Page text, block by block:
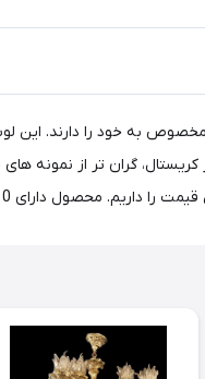
مخصوص به خود را دارند.
سال ضمانت می باشد. ضمانت بصورت کارت می باشد.